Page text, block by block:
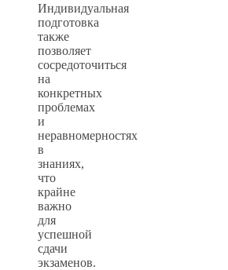
Индивидуальная
подготовка
также
позволяет
сосредоточиться
на
конкретных
проблемах
и
неравномерностях
в
знаниях,
что
крайне
важно
для
успешной
сдачи
экзаменов.